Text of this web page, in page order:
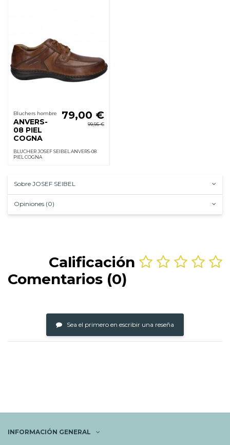
Bluchers hombre
ANVERS-
08 PIEL
COGNA
79,00 €
99,95 €
BLUCHER JOSEF SEIBEL ANVERS-08
PIEL COGNA
Sobre JOSEF SEIBEL
Opiniones (0)
Calificación
Comentarios (0)
Sea el primero en escribir una reseña
INFORMACIÓN GENERAL